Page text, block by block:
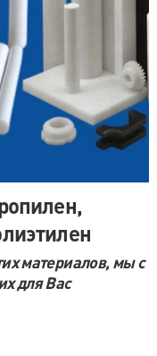
1
кафе Авантаж
материалов, мы с
для Вас